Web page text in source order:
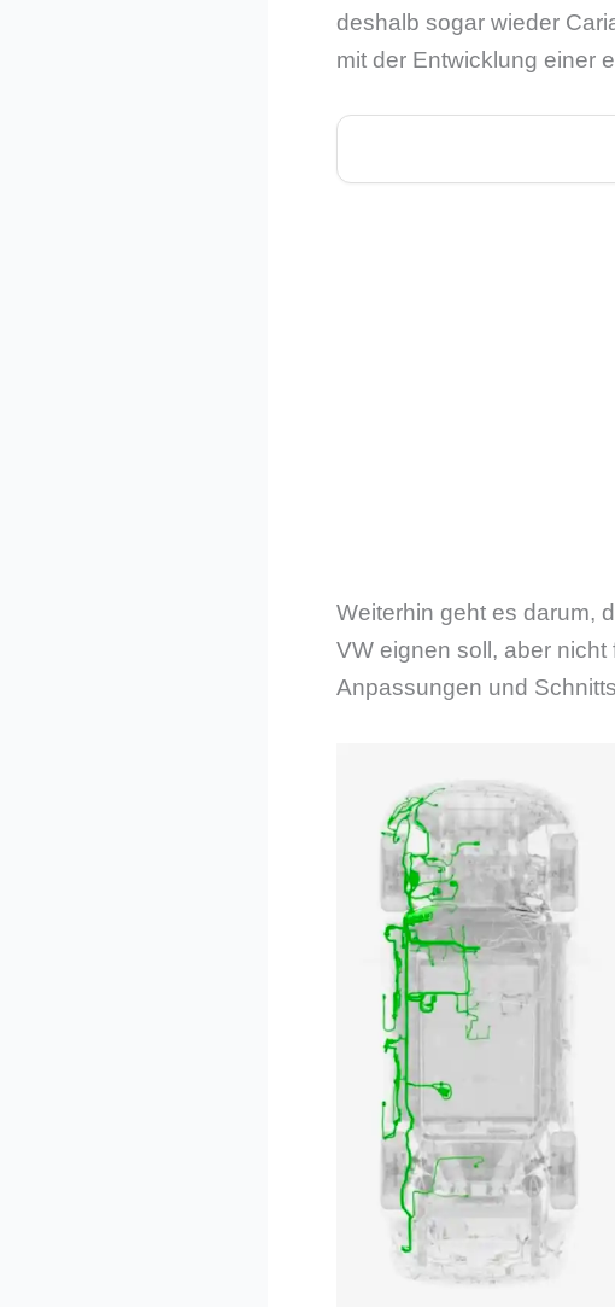
deshalb sogar wieder
mit der Entwicklung einer
Weiterhin geht es darum,
VW eignen soll, aber
Anpassungen und